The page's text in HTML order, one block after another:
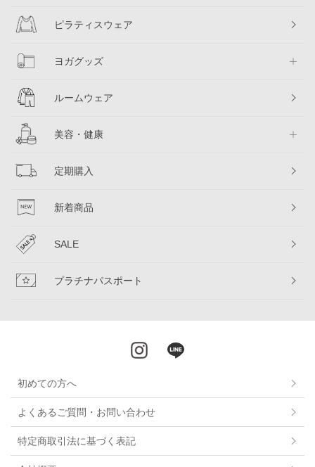
ピラティスウェア
ヨガグッズ
ルームウェア
美容・健康
定期購入
新着商品
SALE
プラチナパスポート
初めての方へ
よくあるご質問・お問い合わせ
特定商取引法に基づく表記